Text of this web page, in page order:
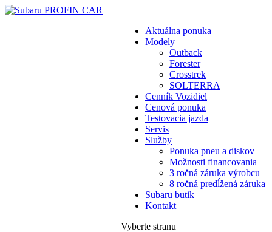
Aktuálna ponuka
Modely
Outback
Forester
Crosstrek
SOLTERRA
Cenník Vozidiel
Cenová ponuka
Testovacia jazda
Servis
Služby
Ponuka pneu a diskov
Možnosti financovania
3 ročná záruka výrobcu
8 ročná predĺžená záruka
Subaru butik
Kontakt
Vyberte stranu